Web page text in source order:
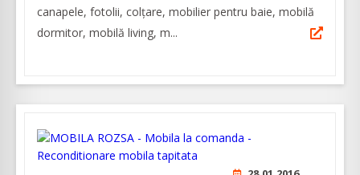
canapele, fotolii, colțare, mobilier pentru baie, mobilă
dormitor, mobilă living, m...